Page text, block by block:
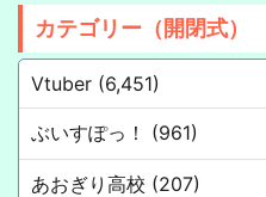
カテゴリー（開閉式）
Vtuber (6,451)
ぶいすぽっ！ (961)
あおぎり高校 (207)